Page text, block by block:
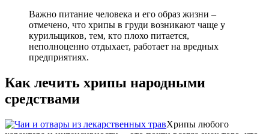
Важно питание человека и его образ жизни –
отмечено, что хрипы в груди возникают чаще у
курильщиков, тем, кто плохо питается,
неполноценно отдыхает, работает на вредных
предприятиях.
Как лечить хрипы народными
средствами
Хрипы любого